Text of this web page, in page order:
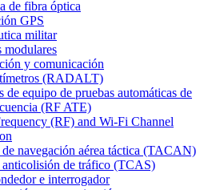
de fibra óptica
GPS
militar
modulares
y comunicación
(RADALT)
de equipo de pruebas automáticas de
(RF ATE)
(RF) and Wi-Fi Channel
de navegación aérea táctica (TACAN)
anticolisión de tráfico (TCAS)
e interrogador